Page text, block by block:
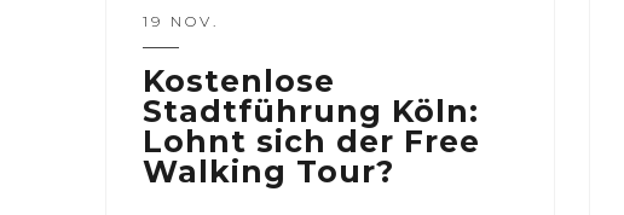
19 NOV.
Kostenlose
Stadtführung Köln:
Lohnt sich der Free
Walking Tour?